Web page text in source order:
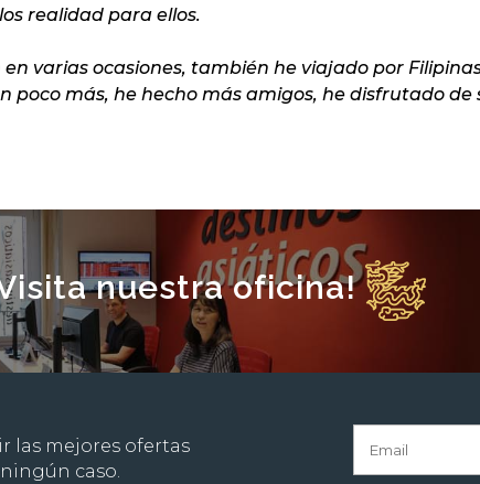
realidad para ellos.
varias ocasiones, también he viajado por
poco más, he hecho más amigos, he disfrutado de
nuestra oficina!
las mejores ofertas
caso.